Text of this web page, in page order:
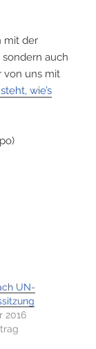
mit der
auch
von uns mit
wie’s
UN-
2016